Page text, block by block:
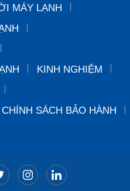
MÁY LẠNH
KINH NGHIỆM
CHÍNH SÁCH BẢO HÀNH